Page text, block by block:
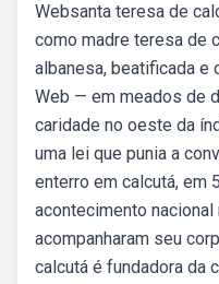
Websanta teresa de
como madre teresa de
albanesa, beatificada e
Web — em meados de
caridade no oeste da
uma lei que punia a
enterro em calcutá, em
acontecimento
acompanharam seu
calcutá é fundadora da